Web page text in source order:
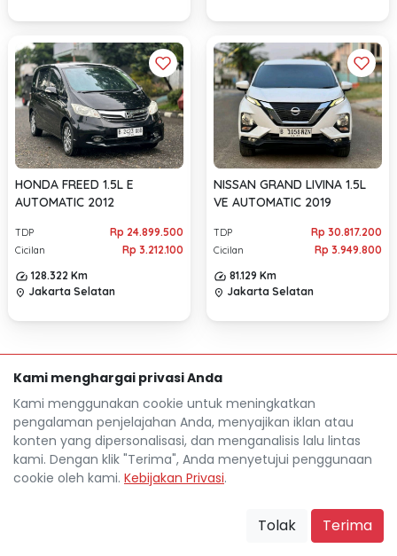
HONDA FREED 1.5L E
AUTOMATIC 2012
TDP Rp 24.899.500
Cicilan
Rp 3.212.100
128.322 Km
location_on Jakarta Selatan
NISSAN GRAND LIVINA 1.5L
VE AUTOMATIC 2019
TDP Rp 30.817.200
Cicilan
Rp 3.949.800
81.129 Km
location_on Jakarta Selatan
membantu anda yang selama ini kesulitan dalam
mencari mobil bekas secara kredit.
Kami menghargai privasi Anda
Kami menggunakan cookie untuk meningkatkan
pengalaman penjelajahan Anda, menyajikan iklan atau
konten yang dipersonalisasi, dan menganalisis lalu lintas
kami. Dengan klik "Terima", Anda menyetujui penggunaan
cookie oleh kami. Kebijakan Privasi.
Tolak Terima